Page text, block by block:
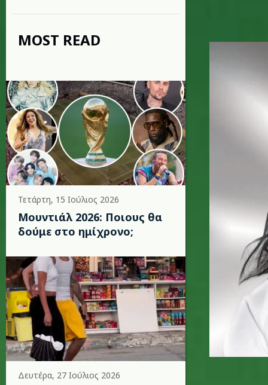
MOST READ
Τετάρτη, 15 Ιούλιος 2026
Μουντιάλ 2026: Ποιους θα
δούμε στο ημίχρονο;
Δευτέρα, 27 Ιούλιος 2026
natalie-